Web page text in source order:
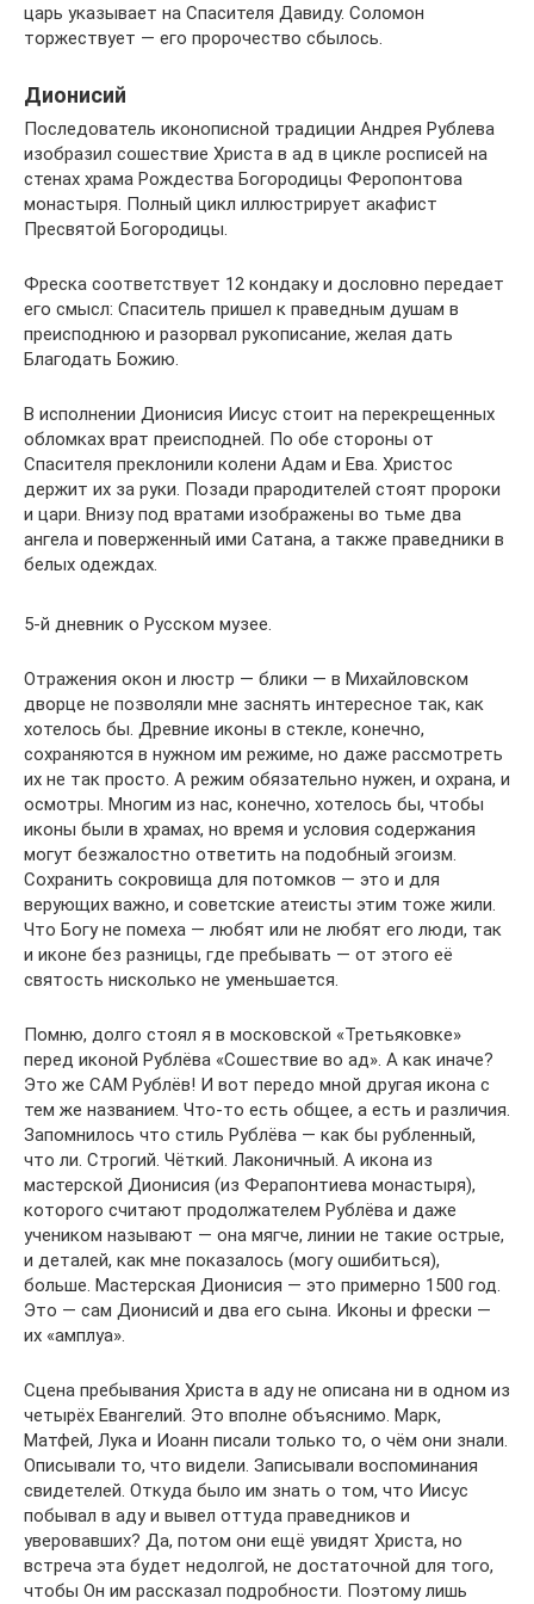
царь указывает на Спасителя Давиду. Соломон
торжествует — его пророчество сбылось.
Дионисий
Последователь иконописной традиции Андрея Рублева
изобразил сошествие Христа в ад в цикле росписей на
стенах храма Рождества Богородицы Феропонтова
монастыря. Полный цикл иллюстрирует акафист
Пресвятой Богородицы.
Фреска соответствует 12 кондаку и дословно передает
его смысл: Спаситель пришел к праведным душам в
преисподнюю и разорвал рукописание, желая дать
Благодать Божию.
В исполнении Дионисия Иисус стоит на перекрещенных
обломках врат преисподней. По обе стороны от
Спасителя преклонили колени Адам и Ева. Христос
держит их за руки. Позади прародителей стоят пророки
и цари. Внизу под вратами изображены во тьме два
ангела и поверженный ими Сатана, а также праведники в
белых одеждах.
5-й дневник о Русском музее.
Отражения окон и люстр — блики — в Михайловском
дворце не позволяли мне заснять интересное так, как
хотелось бы. Древние иконы в стекле, конечно,
сохраняются в нужном им режиме, но даже рассмотреть
их не так просто. А режим обязательно нужен, и охрана, и
осмотры. Многим из нас, конечно, хотелось бы, чтобы
иконы были в храмах, но время и условия содержания
могут безжалостно ответить на подобный эгоизм.
Сохранить сокровища для потомков — это и для
верующих важно, и советские атеисты этим тоже жили.
Что Богу не помеха — любят или не любят его люди, так
и иконе без разницы, где пребывать — от этого её
святость нисколько не уменьшается.
Помню, долго стоял я в московской «Третьяковке»
перед иконой Рублёва «Сошествие во ад». А как иначе?
Это же САМ Рублёв! И вот передо мной другая икона с
тем же названием. Что-то есть общее, а есть и различия.
Запомнилось что стиль Рублёва — как бы рубленный,
что ли. Строгий. Чёткий. Лаконичный. А икона из
мастерской Дионисия (из Ферапонтиева монастыря),
которого считают продолжателем Рублёва и даже
учеником называют — она мягче, линии не такие острые,
и деталей, как мне показалось (могу ошибиться),
больше. Мастерская Дионисия — это примерно 1500 год.
Это — сам Дионисий и два его сына. Иконы и фрески —
их «амплуа».
Сцена пребывания Христа в аду не описана ни в одном из
четырёх Евангелий. Это вполне объяснимо. Марк,
Матфей, Лука и Иоанн писали только то, о чём они знали.
Описывали то, что видели. Записывали воспоминания
свидетелей. Откуда было им знать о том, что Иисус
побывал в аду и вывел оттуда праведников и
уверовавших? Да, потом они ещё увидят Христа, но
встреча эта будет недолгой, не достаточной для того,
чтобы Он им рассказал подробности. Поэтому лишь